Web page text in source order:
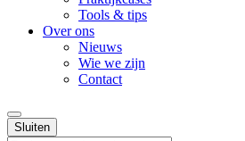
Tools & tips
Over ons
Nieuws
Wie we zijn
Contact
Sluiten